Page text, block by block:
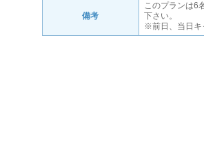
備考
このプランは6
下さい。
※前日、当日キ